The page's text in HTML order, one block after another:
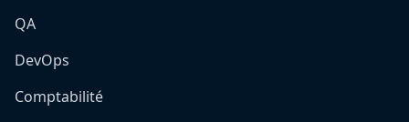
QA
DevOps
Comptabilité